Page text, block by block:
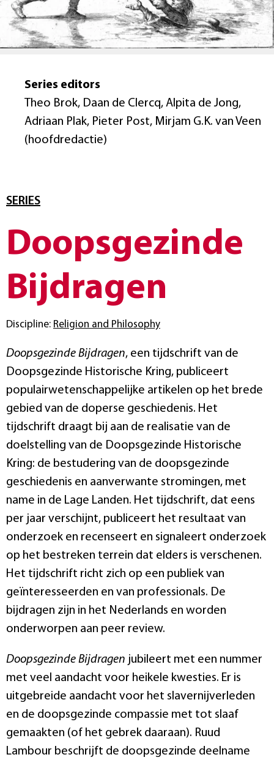
Series editors
Theo Brok, Daan de Clercq, Alpita de Jong,
Adriaan Plak, Pieter Post, Mirjam G.K. van Veen
(hoofdredactie)
SERIES
Doopsgezinde
Bijdragen
Discipline: Religion and Philosophy
Doopsgezinde Bijdragen, een tijdschrift van de
Doopsgezinde Historische Kring, publiceert
populairwetenschappelijke artikelen op het brede
gebied van de doperse geschiedenis. Het
tijdschrift draagt bij aan de realisatie van de
doelstelling van de Doopsgezinde Historische
Kring: de bestudering van de doopsgezinde
geschiedenis en aanverwante stromingen, met
name in de Lage Landen. Het tijdschrift, dat eens
per jaar verschijnt, publiceert het resultaat van
onderzoek en recenseert en signaleert onderzoek
op het bestreken terrein dat elders is verschenen.
Het tijdschrift richt zich op een publiek van
geïnteresseerden en van professionals. De
bijdragen zijn in het Nederlands en worden
onderworpen aan peer review.
Doopsgezinde Bijdragen jubileert met een nummer
met veel aandacht voor heikele kwesties. Er is
uitgebreide aandacht voor het slavernijverleden
en de doopsgezinde compassie met tot slaaf
gemaakten (of het gebrek daaraan). Ruud
Lambour beschrijft de doopsgezinde deelname